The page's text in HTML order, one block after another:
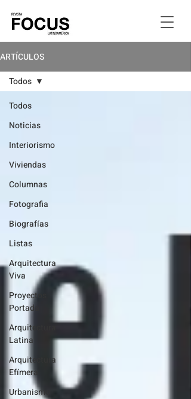
ARTÍCULOS
Todos
Noticias
Interiorismo
Viviendas
Columnas
Fotografia
Biografías
Listas
Arquitectura
Viva
Proyectos
Portada
Arquitectura
Latina
Arquitectura
Efímera
Urbanismo
Todos